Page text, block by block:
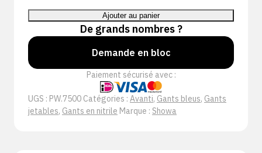
7500
0,10/240mm
(100/90st)
EBT
Ajouter au panier
De grands nombres ?
Demande en bloc
Paiement sécurisé avec :
UGS : PW.7500 Catégories : Avanti, Gants bleus, Gants
jetables, Gants en nitrile Marque : Showa